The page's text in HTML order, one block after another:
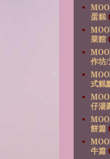
蛋糕
菜館
作坊
式糕
仔湯
餅篇
牛篇